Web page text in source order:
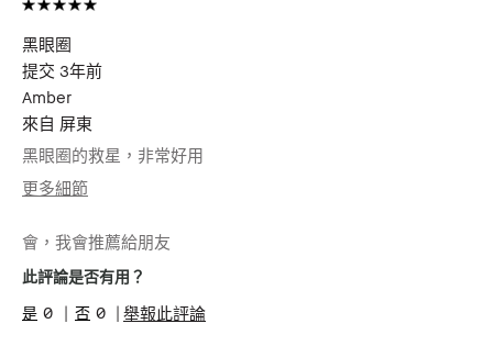
黑眼圈
提交 3年前
Amber
來自 屏東
黑眼圈的救星，非常好用
更多細節
肌膚類型
乾性肌膚
肌膚色調
肌膚問題
抗老, 粉刺, 美白淡斑/防曬, 膚色不均
會，我會推薦給朋友
此評論是否有用？
0 0 舉報此評論